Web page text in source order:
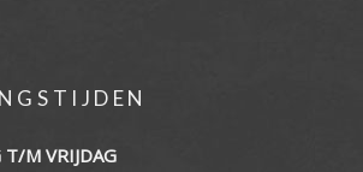
T/M VRIJDAG